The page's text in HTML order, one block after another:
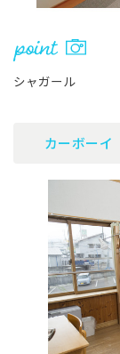
シャガール
カーボーイ